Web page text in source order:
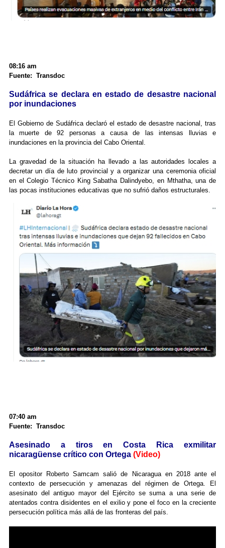
08:16 am
Fuente: Transdoc
Sudáfrica se declara en estado de desastre nacional
por inundaciones
El Gobierno de Sudáfrica declaró el estado de desastre nacional, tras
la muerte de 92 personas a causa de las intensas lluvias e
inundaciones en la provincia del Cabo Oriental.
La gravedad de la situación ha llevado a las autoridades locales a
decretar un día de luto provincial y a organizar una ceremonia oficial
en el Colegio Técnico King Sabatha Dalindyebo, en Mthatha, una de
las pocas instituciones educativas que no sufrió daños estructurales.
07:40 am
Fuente: Transdoc
Asesinado a tiros en Costa Rica exmilitar
nicaragüense crítico con Ortega (Video)
El opositor Roberto Samcam salió de Nicaragua en 2018 ante el
contexto de persecución y amenazas del régimen de Ortega. El
asesinato del antiguo mayor del Ejército se suma a una serie de
atentados contra disidentes en el exilio y pone el foco en la creciente
persecución política más allá de las fronteras del país.